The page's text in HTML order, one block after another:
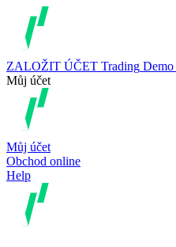
ZALOŽIT ÚČET Trading Demo
Můj účet
Můj účet
Obchod online
Help